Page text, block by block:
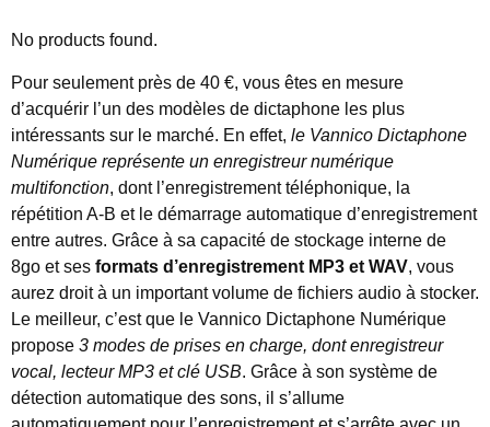
No products found.
Pour seulement près de 40 €, vous êtes en mesure
d’acquérir l’un des modèles de dictaphone les plus
intéressants sur le marché. En effet, le Vannico Dictaphone
Numérique représente un enregistreur numérique
multifonction, dont l’enregistrement téléphonique, la
répétition A-B et le démarrage automatique d’enregistrement
entre autres. Grâce à sa capacité de stockage interne de
8go et ses formats d’enregistrement MP3 et WAV, vous
aurez droit à un important volume de fichiers audio à stocker.
Le meilleur, c’est que le Vannico Dictaphone Numérique
propose 3 modes de prises en charge, dont enregistreur
vocal, lecteur MP3 et clé USB. Grâce à son système de
détection automatique des sons, il s’allume